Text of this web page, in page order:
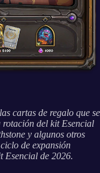
cartas de regalo que se
del kit Esencial
y algunos otros
de expansión
Esencial de 2026.